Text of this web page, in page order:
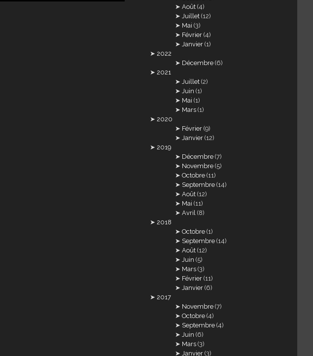
Août (4)
Juillet (12)
Mai (3)
Février (4)
Janvier (1)
2022
Décembre (6)
2021
Juillet (2)
Juin (1)
Mai (1)
Mars (1)
2020
Février (9)
Janvier (12)
2019
Décembre (7)
Novembre (5)
Octobre (11)
Septembre (14)
Août (12)
Mai (11)
Avril (8)
2018
Octobre (1)
Septembre (14)
Août (12)
Juin (5)
Mars (3)
Février (11)
Janvier (6)
2017
Novembre (7)
Octobre (4)
Septembre (4)
Juin (6)
Mars (3)
Janvier (3)